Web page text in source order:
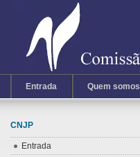
Entrada Quem somos
CNJP
Entrada